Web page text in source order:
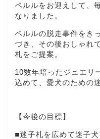
ペルルをお迎えして、
なりました。
ペルルの脱走事件をき
づき、その後おしゃれ
札をご提案。
10数年培ったジュエリ
込めて、愛犬のための
【今後の目標】
■迷子札を広めて迷子